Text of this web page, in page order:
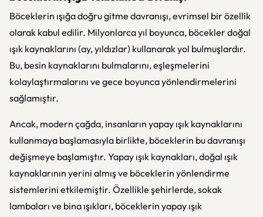
Böceklerin ışığa doğru gitme davranışı, evrimsel bir özellik
olarak kabul edilir. Milyonlarca yıl boyunca, böcekler doğal
ışık kaynaklarını (ay, yıldızlar) kullanarak yol bulmuşlardır.
Bu, besin kaynaklarını bulmalarını, eşleşmelerini
kolaylaştırmalarını ve gece boyunca yönlendirmelerini
sağlamıştır.
Ancak, modern çağda, insanların yapay ışık kaynaklarını
kullanmaya başlamasıyla birlikte, böceklerin bu davranışı
değişmeye başlamıştır. Yapay ışık kaynakları, doğal ışık
kaynaklarının yerini almış ve böceklerin yönlendirme
sistemlerini etkilemiştir. Özellikle şehirlerde, sokak
lambaları ve bina ışıkları, böceklerin yapay ışık